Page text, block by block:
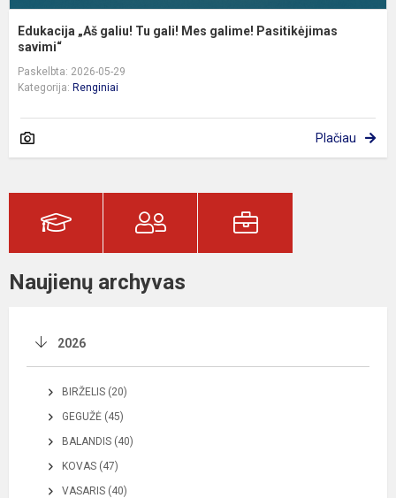
Edukacija „Aš galiu! Tu gali! Mes galime! Pasitikėjimas
savimi“
Paskelbta: 2026-05-29
Kategorija: Renginiai
Plačiau
Naujienų archyvas
2026
BIRŽELIS (20)
GEGUŽĖ (45)
BALANDIS (40)
KOVAS (47)
VASARIS (40)